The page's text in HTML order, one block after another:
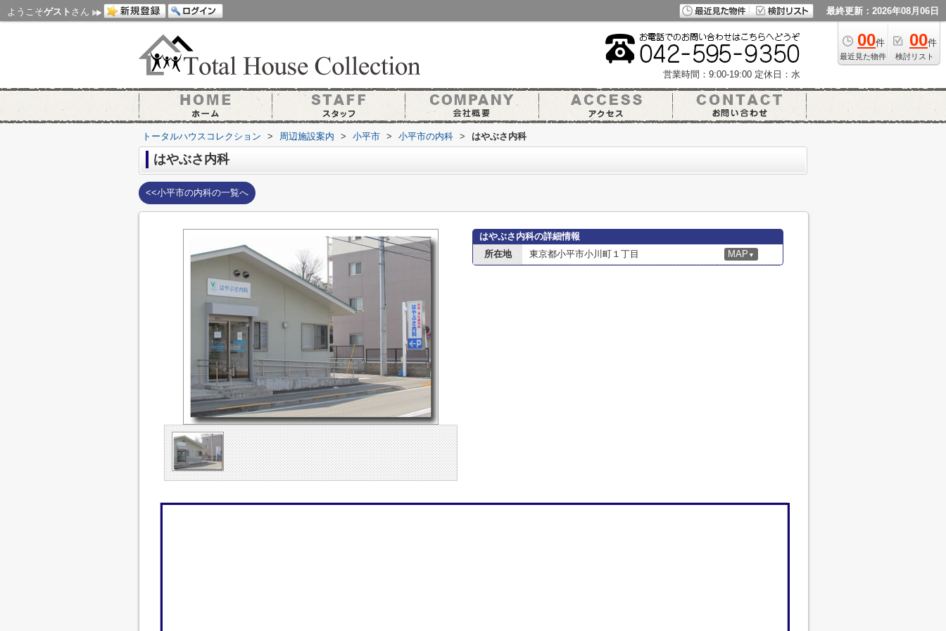
ようこそゲスト さん 最終更新：2026年08月06日
00件
最近見た物件
00件
検討リスト
営業時間：9:00-19:00 定休日：水
トータルハウスコレクション > 周辺施設案内 > 小平市 > 小平市の内科 > はやぶさ内科
はやぶさ内科
<<小平市の内科の一覧へ
はやぶさ内科の詳細情報
所在地
東京都小平市小川町１丁目 MAP ▼